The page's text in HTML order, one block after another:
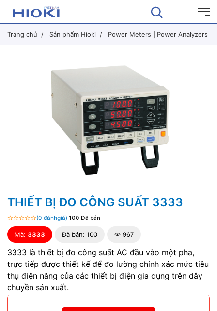
Trang chủ Sản phẩm Hioki Power Meters | Power Analyzers
THIẾT BỊ ĐO CÔNG SUẤT 3333
(0 đánhgiá) 100 Đã bán
Mã: 3333 Đã bán: 100 967
3333 là thiết bị đo công suất AC đầu vào một pha,
trực tiếp được thiết kế để đo lường chính xác mức tiêu
thụ điện năng của các thiết bị điện gia dụng trên dây
chuyền sản xuất.